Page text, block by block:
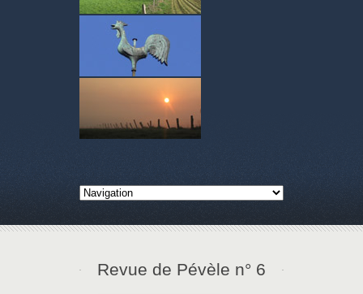
Revue de Pévèle n° 6